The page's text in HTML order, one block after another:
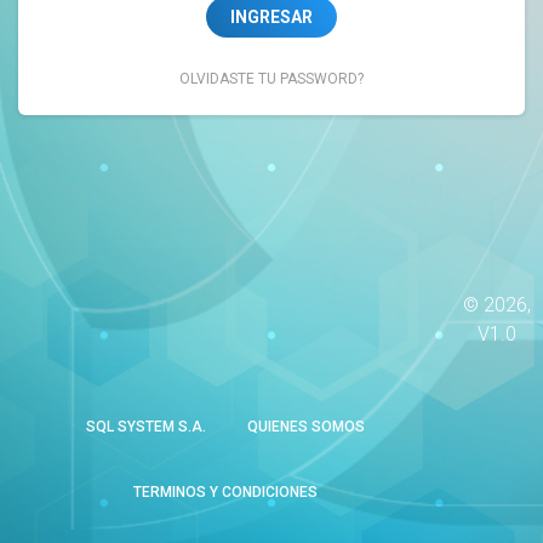
INGRESAR
OLVIDASTE TU PASSWORD?
SQL SYSTEM S.A. QUIENES SOMOS
TERMINOS Y CONDICIONES
© 2026,
V1.0